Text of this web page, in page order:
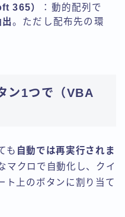
365）
：動的配列で
。ただし配布先の環
ン1つで（VBA
も 自動では再実行されま
マクロで自動化し、クイ
ト上のボタンに割り当て